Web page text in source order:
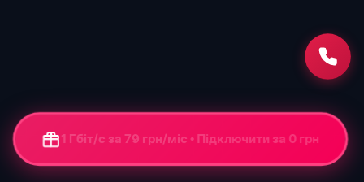
+ ONU-термінал